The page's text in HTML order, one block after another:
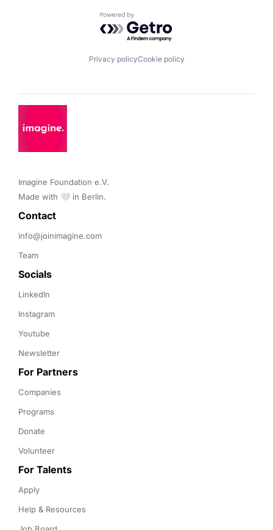
Powered by Getro.com
Privacy policyCookie policy
Imagine Foundation e.V.
Made with 🤍 in Berlin.
Contact
info@joinimagine.com
Team
Socials
LinkedIn
Instagram
Youtube
Newsletter
For Partners
Companies
Programs
Donate
Volunteer
For Talents
Apply
Help & Resources